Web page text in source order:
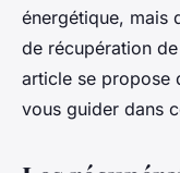
énergétique, mais
de récupération
article se propose
vous guider dans